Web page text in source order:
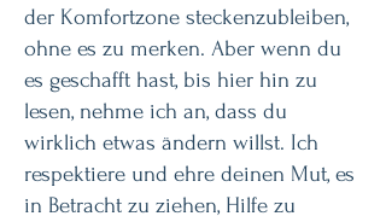
der Komfortzone steckenzubleiben,
ohne es zu merken. Aber wenn du
es geschafft hast, bis hier hin zu
lesen, nehme ich an, dass du
wirklich etwas ändern willst. Ich
respektiere und ehre deinen Mut, es
in Betracht zu ziehen, Hilfe zu